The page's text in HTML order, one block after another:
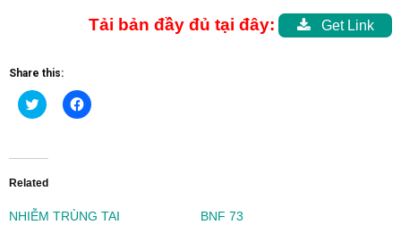
Tải bản đầy đủ tại đây: Get Link
Share this:
Click
to
(Opens
new
Click
to
Related
NHIỄM TRÙNG TAI
BNF 73